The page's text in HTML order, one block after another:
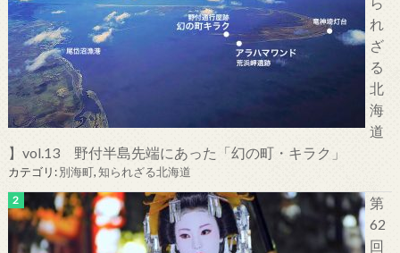
れ
ざ
る
北
海
道
】vol.13 野付半島先端にあった「幻の町・キラク」
カテゴリ:別海町,知られざる北海道
第
62
回